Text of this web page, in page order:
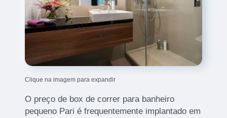
Clique na imagem para expandir
O preço de box de correr para banheiro
pequeno Pari é frequentemente implantado em